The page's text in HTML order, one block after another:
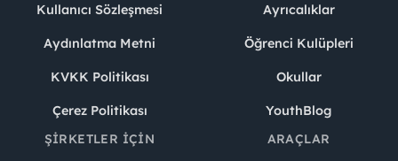
Kullanıcı Sözleşmesi
Aydınlatma Metni
KVKK Politikası
Çerez Politikası
Ayrıcalıklar
Öğrenci Kulüpleri
Okullar
YouthBlog
ŞIRKETLER İÇIN
ARAÇLAR